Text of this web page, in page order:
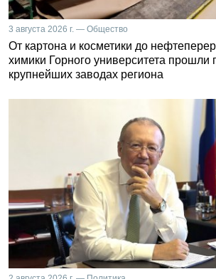
3 августа 2026 г. — Общество
От картона и косметики до
химики Горного университета прошли
крупнейших заводах региона